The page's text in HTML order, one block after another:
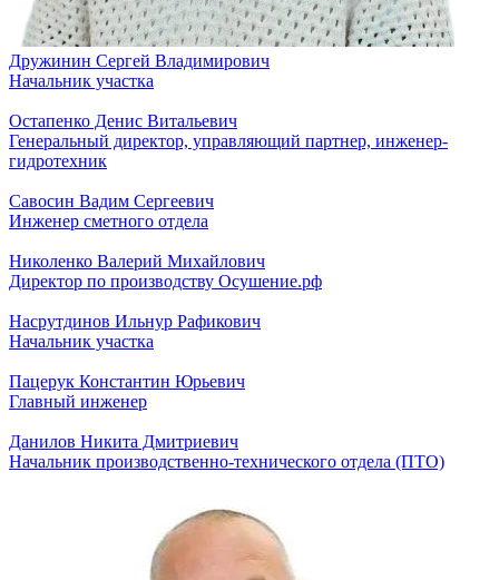
Дружинин Сергей Владимирович
Начальник участка
Остапенко Денис Витальевич
Генеральный директор, управляющий партнер, инженер-
гидротехник
Савосин Вадим Сергеевич
Инженер сметного отдела
Николенко Валерий Михайлович
Директор по производству Осушение.рф
Насрутдинов Ильнур Рафикович
Начальник участка
Пацерук Константин Юрьевич
Главный инженер
Данилов Никита Дмитриевич
Начальник производственно-технического отдела (ПТО)